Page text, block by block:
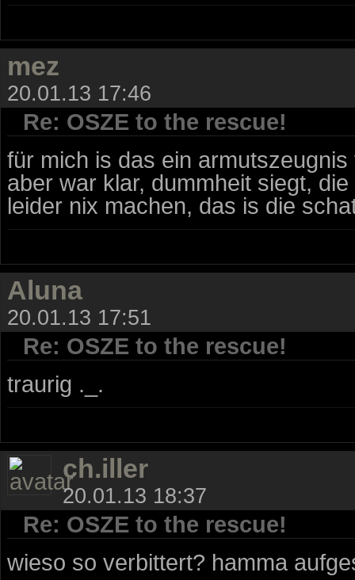
mez
20.01.13 17:46
Re: OSZE to the rescue!
für mich is das ein
aber war klar, dummheit siegt,
leider nix machen, das is die
Aluna
20.01.13 17:51
Re: OSZE to the rescue!
traurig ._.
ch.iller
20.01.13 18:37
Re: OSZE to the rescue!
wieso so verbittert? hamma